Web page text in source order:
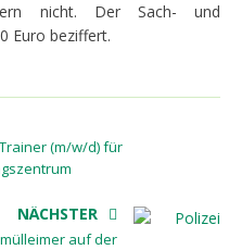
nicht. Der Sach- und
Euro beziffert.
(m/w/d) für
NÄCHSTER
auf der